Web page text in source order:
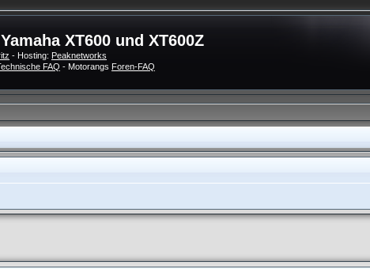
XT600 und XT600Z
- Hosting: Peaknetworks
FAQ - Motorangs Foren-FAQ